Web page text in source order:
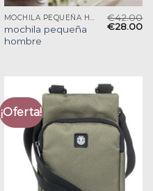
mochila pequeña
hombre
€42.00
€28.00
¡Oferta!